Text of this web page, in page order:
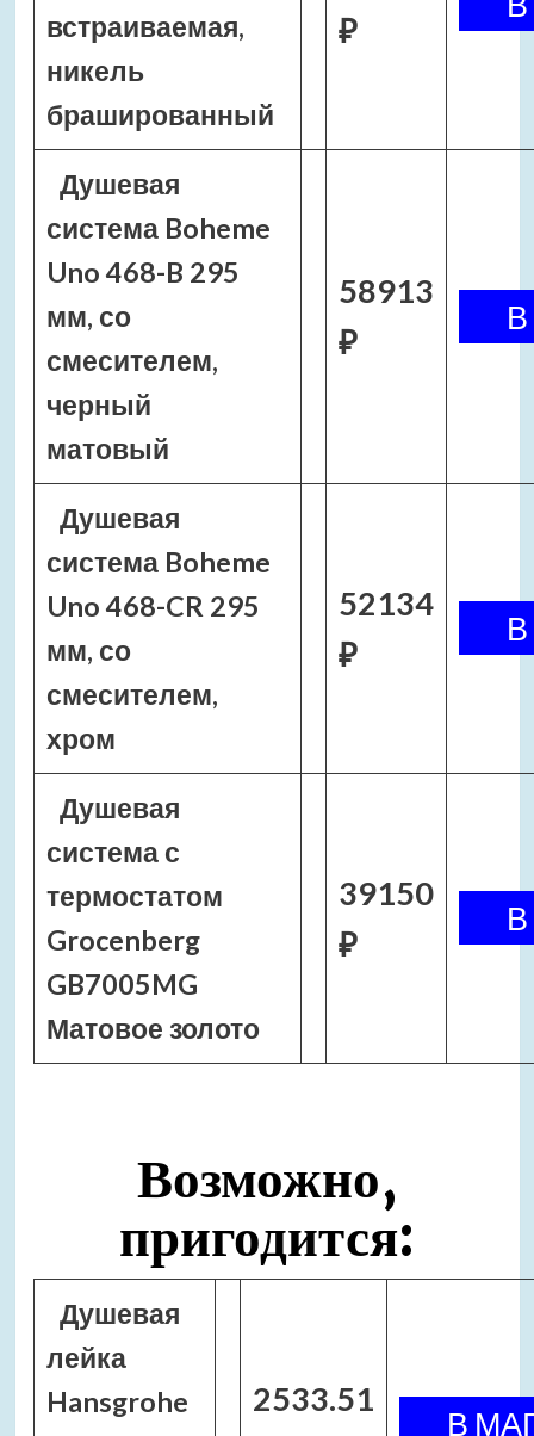
встраиваемая,
никель
брашированный
₽
Душевая
система Boheme
Uno 468-B 295
мм, со
смесителем,
черный
матовый
58913
₽
Душевая
система Boheme
Uno 468-CR 295
мм, со
смесителем,
хром
52134
₽
Душевая
система с
термостатом
Grocenberg
GB7005MG
Матовое золото
39150
₽
Возможно,
пригодится:
Душевая
лейка
Hansgrohe
2533.51